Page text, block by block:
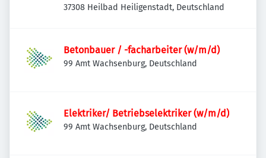
37308 Heilbad Heiligenstadt, Deutschland
Betonbauer / -facharbeiter (w/m/d)
99 Amt Wachsenburg, Deutschland
Elektriker/ Betriebselektriker (w/m/d)
99 Amt Wachsenburg, Deutschland